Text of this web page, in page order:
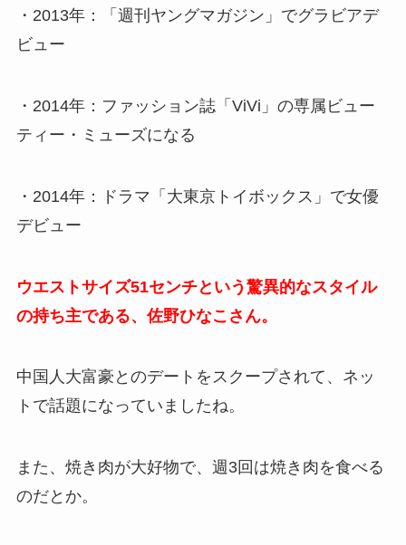
・2013年：「週刊ヤングマガジン」でグラビアデ
ビュー
・2014年：ファッション誌「ViVi」の専属ビュー
ティー・ミューズになる
・2014年：ドラマ「大東京トイボックス」で女優
デビュー
ウエストサイズ51センチという驚異的なスタイル
の持ち主である、佐野ひなこさん。
中国人大富豪とのデートをスクープされて、ネッ
トで話題になっていましたね。
また、焼き肉が大好物で、週3回は焼き肉を食べる
のだとか。